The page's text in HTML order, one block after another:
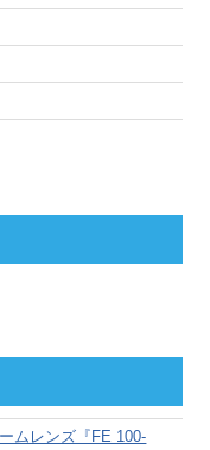
ムレンズ『FE 100-